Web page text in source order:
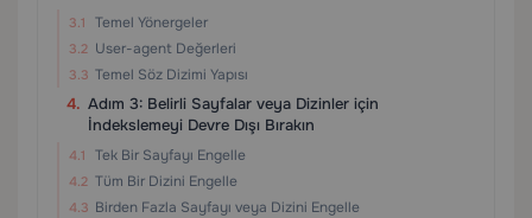
Temel Yönergeler
User-agent Değerleri
Temel Söz Dizimi Yapısı
Adım 3: Belirli Sayfalar veya Dizinler için
İndekslemeyi Devre Dışı Bırakın
Tek Bir Sayfayı Engelle
Tüm Bir Dizini Engelle
Birden Fazla Sayfayı veya Dizini Engelle